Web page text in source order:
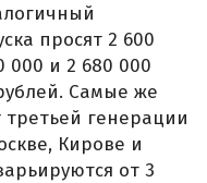
просят 2 600
000 и 2 680 000
Самые же
генерации
Кирове и
от 3